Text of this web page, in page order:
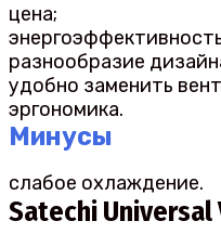
цена;
разнообразие
удобно заменить
эргономика.
Минусы
слабое охлаждение.
Satechi